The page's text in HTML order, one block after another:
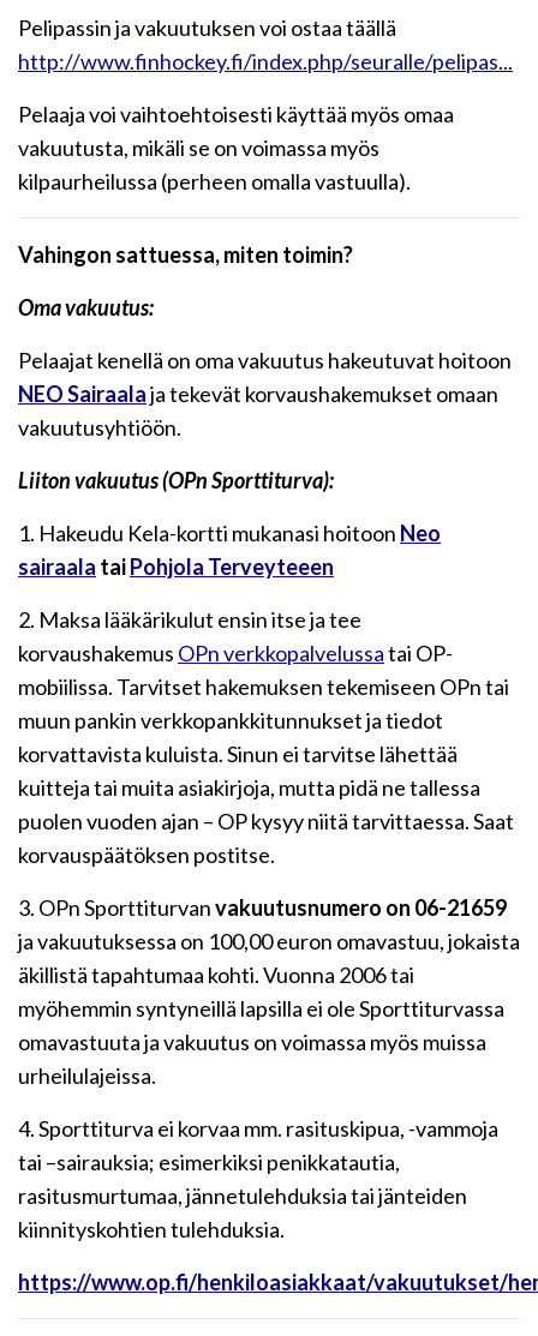
Pelipassin ja vakuutuksen voi ostaa täällä
http://www.finhockey.fi/index.php/seuralle/pelipas...
Pelaaja voi vaihtoehtoisesti käyttää myös omaa
vakuutusta, mikäli se on voimassa myös
kilpaurheilussa (perheen omalla vastuulla).
Vahingon sattuessa, miten toimin?
Oma vakuutus:
Pelaajat kenellä on oma vakuutus hakeutuvat hoitoon
NEO Sairaalaja tekevät korvaushakemukset omaan
vakuutusyhtiöön.
Liiton vakuutus (OPn Sporttiturva):
1. Hakeudu Kela-kortti mukanasi hoitoon Neo
sairaala taiPohjola Terveyteeen
2. Maksa lääkärikulut ensin itse ja tee
korvaushakemus OPn verkkopalvelussatai OP-
mobiilissa. Tarvitset hakemuksen tekemiseen OPn tai
muun pankin verkkopankkitunnukset ja tiedot
korvattavista kuluista. Sinun ei tarvitse lähettää
kuitteja tai muita asiakirjoja, mutta pidä ne tallessa
puolen vuoden ajan – OP kysyy niitä tarvittaessa. Saat
korvauspäätöksen postitse.
3. OPn Sporttiturvanvakuutusnumero on 06-21659
ja vakuutuksessa on 100,00 euron omavastuu, jokaista
äkillistä tapahtumaa kohti.Vuonna 2006 tai
myöhemmin syntyneillä lapsilla ei ole Sporttiturvassa
omavastuuta ja vakuutus on voimassa myös muissa
urheilulajeissa.
4. Sporttiturva ei korvaa mm. rasituskipua, -vammoja
tai –sairauksia; esimerkiksi penikkatautia,
rasitusmurtumaa, jännetulehduksia tai jänteiden
kiinnityskohtien tulehduksia.
https://www.op.fi/henkiloasiakkaat/vakuutukset/